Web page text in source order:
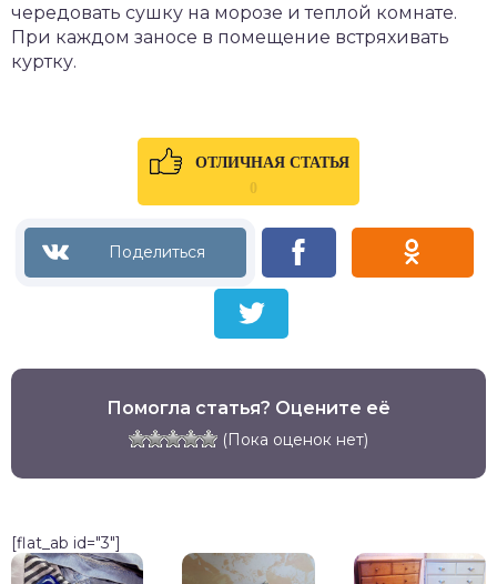
чередовать сушку на морозе и теплой комнате.
При каждом заносе в помещение встряхивать
куртку.
ОТЛИЧНАЯ СТАТЬЯ
0
Помогла статья? Оцените её
(Пока оценок нет)
[flat_ab id="3"]